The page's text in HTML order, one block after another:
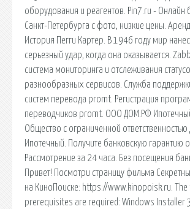
оборудования и реагентов. Pin7.ru - Онлайн
Санкт-Петербурга с фото, низкие цены.
История Пегги Картер. В 1946 году мир нанес
серьезный удар, когда она оказывается.
система мониторинга и отслеживания
разнообразных сервисов. Служба
систем перевода promt. Регистрация
переводчиков promt. ООО ДОМ.РФ
Общество с ограниченной
Ипотечный. Получите банковскую гарантию
Рассмотрение за 24 часа. Без посещения
Привет! Посмотри страницу фильма
на КиноПоиске: https://www.kinopoisk.ru.
prerequisites are required: Windows Installer